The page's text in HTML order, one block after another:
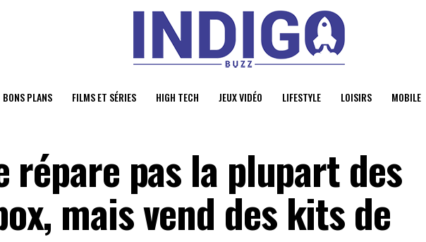
BONS PLANS FILMS ET SÉRIES HIGH TECH JEUX VIDÉO LIFESTYLE LOISIRS MOBILE
répare pas la plupart des
mais vend des kits de